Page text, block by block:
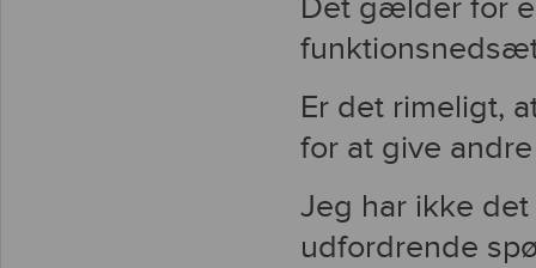
Er det rimeligt,
for at give
Jeg har ikke
udfordrende